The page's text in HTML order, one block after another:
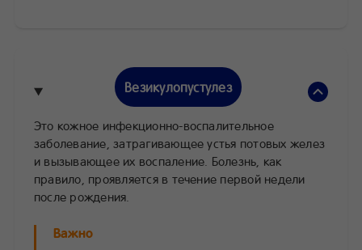
Везикулопустулез
Это кожное инфекционно-воспалительное
заболевание, затрагивающее устья потовых желез
и вызывающее их воспаление. Болезнь, как
правило, проявляется в течение первой недели
после рождения.
Важно